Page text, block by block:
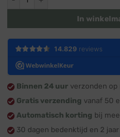
In
Binnen 24 uur verzonden
Gratis verzending vanaf 50
Automatisch korting bij
30 dagen bedenktijd en 2